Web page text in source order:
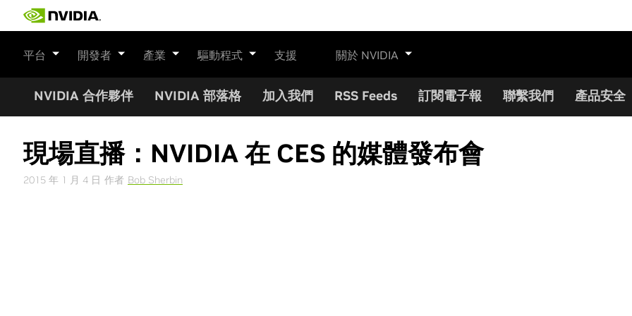
平台 開發者 產業 驅動程式 支援 關於 NVIDIA
NVIDIA 合作夥伴 NVIDIA 部落格 加入我們 RSS Feeds 訂閱電子報 聯繫我們 產品安全
現場直播：NVIDIA 在 CES 的媒體發布會
2015 年 1 月 4 日 作者 Bob Sherbin